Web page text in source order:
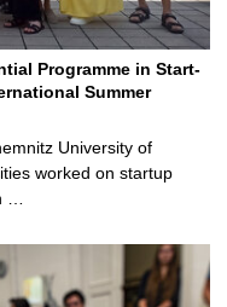
Programme in Start-
Summer
University of
worked on startup
…